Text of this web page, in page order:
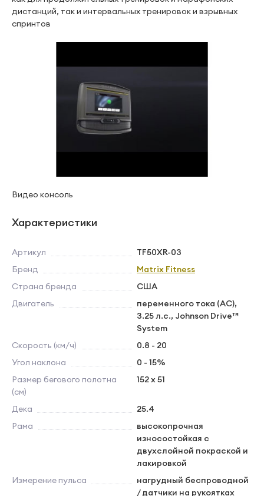
дистанций, так и интервальных тренировок и взрывных
спринтов
Видео консоль
Характеристики
Артикул
TF50XR-03
Бренд
Matrix Fitness
Страна бренда
США
Двигатель
переменного тока (AC),
3.25 л.с., Johnson Drive™
System
Скорость (км/ч)
0.8 - 20
Угол наклона
0 - 15%
Размер бегового полотна
(см)
152 x 51
Дека
25.4
Рама
высокопрочная
износостойкая с
двухслойной покраской и
лакировкой
Измерение пульса
нагрудный беспроводной
/ датчики на рукоятках